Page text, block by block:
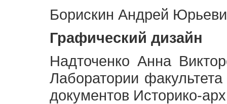
Борискин Андрей
Графический дизайн
Надточенко Анна
Лаборатории
документов Историко-